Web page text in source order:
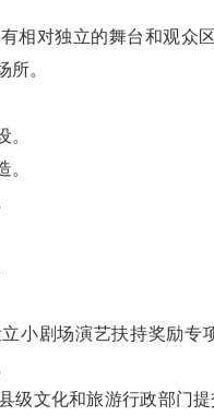
相对独立的舞台和观众
所。
。
。
立小剧场演艺扶持奖励
级文化和旅游行政部门